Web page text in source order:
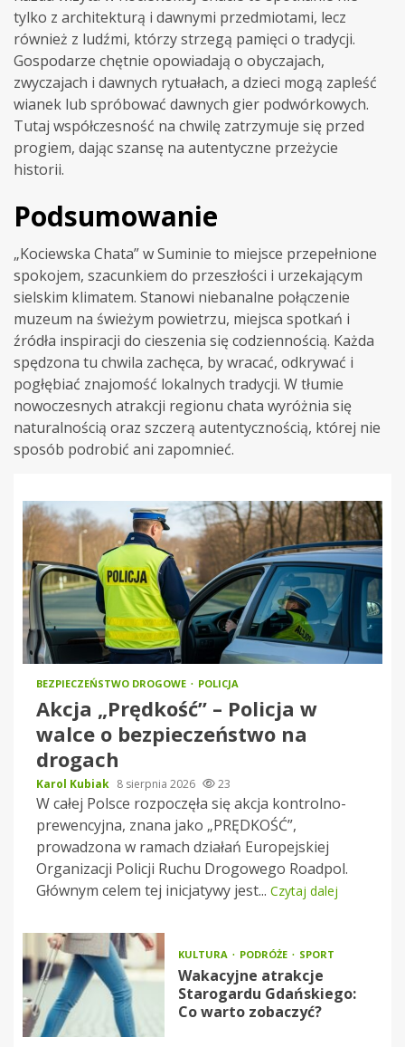
tylko z architekturą i dawnymi przedmiotami, lecz
również z ludźmi, którzy strzegą pamięci o tradycji.
Gospodarze chętnie opowiadają o obyczajach,
zwyczajach i dawnych rytuałach, a dzieci mogą zapleść
wianek lub spróbować dawnych gier podwórkowych.
Tutaj współczesność na chwilę zatrzymuje się przed
progiem, dając szansę na autentyczne przeżycie
historii.
Podsumowanie
„Kociewska Chata” w Suminie to miejsce przepełnione
spokojem, szacunkiem do przeszłości i urzekającym
sielskim klimatem. Stanowi niebanalne połączenie
muzeum na świeżym powietrzu, miejsca spotkań i
źródła inspiracji do cieszenia się codziennością. Każda
spędzona tu chwila zachęca, by wracać, odkrywać i
pogłębiać znajomość lokalnych tradycji. W tłumie
nowoczesnych atrakcji regionu chata wyróżnia się
naturalnością oraz szczerą autentycznością, której nie
sposób podrobić ani zapomnieć.
BEZPIECZEŃSTWO DROGOWE POLICJA
Akcja „Prędkość” – Policja w
walce o bezpieczeństwo na
drogach
Karol Kubiak 8 sierpnia 2026 23
W całej Polsce rozpoczęła się akcja kontrolno-
prewencyjna, znana jako „PRĘDKOŚĆ”,
prowadzona w ramach działań Europejskiej
Organizacji Policji Ruchu Drogowego Roadpol.
Głównym celem tej inicjatywy jest... Czytaj dalej
KULTURA PODRÓŻE SPORT
Wakacyjne atrakcje
Starogardu Gdańskiego:
Co warto zobaczyć?